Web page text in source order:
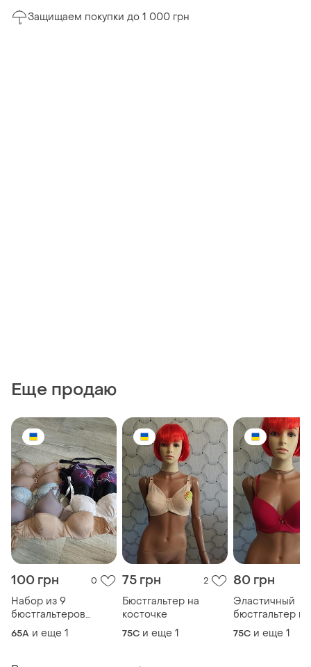
Защищаем покупки до 1 000 грн
Еще продаю
100 грн 0
Набор из 9
бюстгальтеров
маленького размера
65A и еще 1
75 грн 2
Бюстгальтер на
косточке
75C и еще 1
80 грн
Эластичный
бюстгальтер на
косточке
75C и еще 1